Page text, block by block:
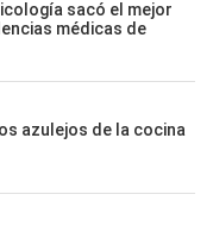
sacó el mejor
médicas de
azulejos de la cocina